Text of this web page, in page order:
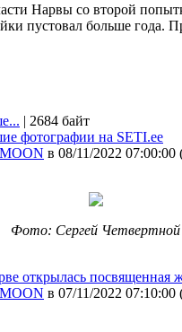
Нарвы со второй
пустовал больше года.
| 2684 байт
фотографии на SETI.ee
в 08/11/2022 07:00:00
Фото: Сергей Четвертной
открылась посвященная
в 07/11/2022 07:10:00